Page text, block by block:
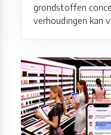
grondstoffen
verhoudingen kan